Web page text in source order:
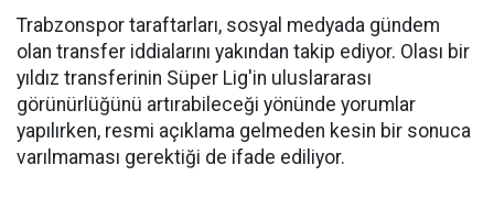
Trabzonspor taraftarları, sosyal medyada gündem
olan transfer iddialarını yakından takip ediyor. Olası bir
yıldız transferinin Süper Lig'in uluslararası
görünürlüğünü artırabileceği yönünde yorumlar
yapılırken, resmi açıklama gelmeden kesin bir sonuca
varılmaması gerektiği de ifade ediliyor.